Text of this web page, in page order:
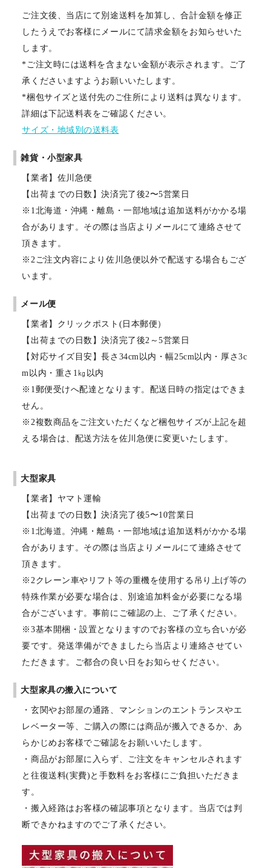
ご注文後、当店にて別途送料を加算し、合計金額を修正
したうえでお客様にメールにて請求金額をお知らせいた
します。
*ご注文時には送料を含まない金額が表示されます。ご了
承くださいますようお願いいたします。
*梱包サイズと送付先のご住所により送料は異なります。
詳細は下記送料表をご確認ください。
サイズ・地域別の送料表
雑貨・小型家具
【業者】佐川急便
【出荷までの日数】決済完了後2〜5営業日
※1北海道・沖縄・離島・一部地域は追加送料がかかる場
合があります。その際は当店よりメールにて連絡させて
頂きます。
※2ご注文内容により佐川急便以外で配送する場合もござ
います。
メール便
【業者】クリックポスト(日本郵便）
【出荷までの日数】決済完了後2～5営業日
【対応サイズ目安】長さ34cm以内・幅25cm以内・厚さ3c
m以内・重さ1㎏以内
※1郵便受けへ配達となります。配送日時の指定はできま
せん。
※2複数商品をご注文いただくなど梱包サイズが上記を超
える場合は、配送方法を佐川急便に変更いたします。
大型家具
【業者】ヤマト運輸
【出荷までの日数】決済完了後5〜10営業日
※1北海道。沖縄・離島・一部地域は追加送料がかかる場
合があります。その際は当店よりメールにて連絡させて
頂きます。
※2クレーン車やリフト等の重機を使用する吊り上げ等の
特殊作業が必要な場合は、別途追加料金が必要になる場
合がございます。事前にご確認の上、ご了承ください。
※3基本開梱・設置となりますのでお客様の立ち合いが必
要です。発送準備ができましたら当店より連絡させてい
ただきます。ご都合の良い日をお知らせください。
大型家具の搬入について
・玄関やお部屋の通路、マンションのエントランスやエ
レベーター等、ご購入の際には商品が搬入できるか、あ
らかじめお客様でご確認をお願いいたします。
・商品がお部屋に入らず、ご注文をキャンセルされます
と往復送料(実費)と手数料をお客様にご負担いただきま
す。
・搬入経路はお客様の確認事項となります。当店では判
断できかねますのでご了承ください。